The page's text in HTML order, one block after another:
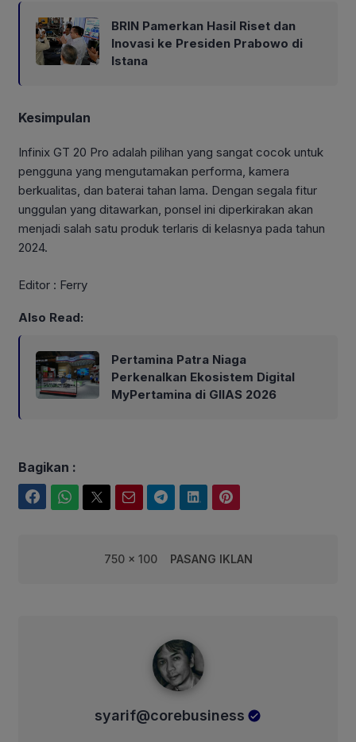
BRIN Pamerkan Hasil Riset dan
Inovasi ke Presiden Prabowo di
Istana
Kesimpulan
Infinix GT 20 Pro adalah pilihan yang sangat cocok untuk
pengguna yang mengutamakan performa, kamera
berkualitas, dan baterai tahan lama. Dengan segala fitur
unggulan yang ditawarkan, ponsel ini diperkirakan akan
menjadi salah satu produk terlaris di kelasnya pada tahun
2024.
Editor : Ferry
Also Read:
Pertamina Patra Niaga
Perkenalkan Ekosistem Digital
MyPertamina di GIIAS 2026
Bagikan :
750 x 100 PASANG IKLAN
syarif@corebusiness